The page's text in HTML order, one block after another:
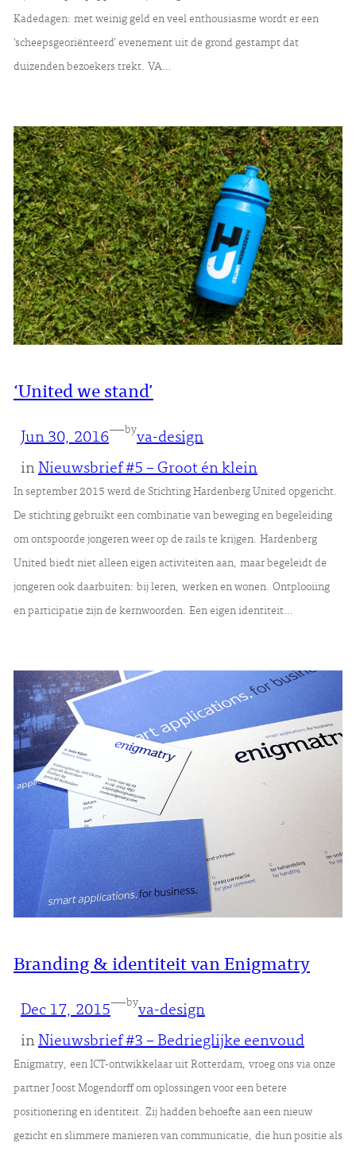
Kadedagen: met weinig geld en veel enthousiasme wordt er een
‘scheepsgeoriënteerd’ evenement uit de grond gestampt dat
duizenden bezoekers trekt. VA…
‘United we stand’
Jun 30, 2016—byva-design
in Nieuwsbrief #5 – Groot én klein
In september 2015 werd de Stichting Hardenberg United opgericht.
De stichting gebruikt een combinatie van beweging en begeleiding
om ontspoorde jongeren weer op de rails te krijgen. Hardenberg
United biedt niet alleen eigen activiteiten aan, maar begeleidt de
jongeren ook daarbuiten: bij leren, werken en wonen. Ontplooiing
en participatie zijn de kernwoorden. Een eigen identiteit…
Branding & identiteit van Enigmatry
Dec 17, 2015—byva-design
in Nieuwsbrief #3 – Bedrieglijke eenvoud
Enigmatry, een ICT-ontwikkelaar uit Rotterdam, vroeg ons via onze
partner Joost Mogendorff om oplossingen voor een betere
positionering en identiteit. Zij hadden behoefte aan een nieuw
gezicht en slimmere manieren van communicatie, die hun positie als